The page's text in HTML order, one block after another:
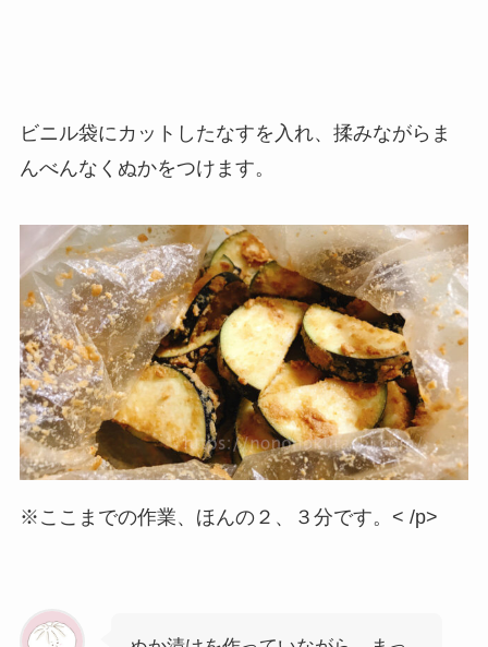
ビニル袋にカットしたなすを入れ、揉みながらま
んべんなくぬかをつけます。
※ここまでの作業、ほんの２、３分です。< /p>